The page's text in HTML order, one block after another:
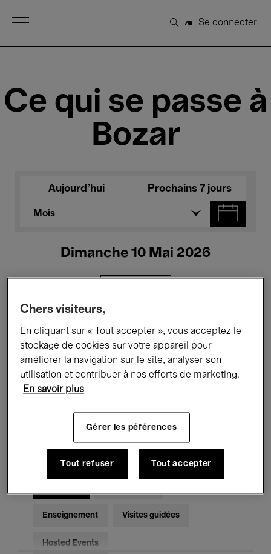
Open Menu
Rechercher
Se connecter
Ce qui se passe à
Bozar
Aujourd'hui Prochains 7 jours
Mois
Dimanche 10 Mai 2026
Tous les événements Concerts
Expositions Performances
Rencontres & Débats
Musique classique Global Music
Enseignement Visites guidées
Hosted Events
Chers visiteurs,
En cliquant sur « Tout accepter », vous acceptez le
stockage de cookies sur votre appareil pour
améliorer la navigation sur le site, analyser son
utilisation et contribuer à nos efforts de marketing.
En savoir plus
Gérer les péférences
Tout refuser Tout accepter